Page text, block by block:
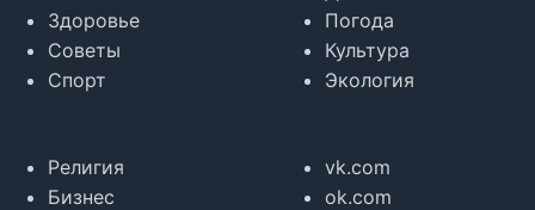
Здоровье
Советы
Спорт
Погода
Культура
Экология
Религия
Бизнес
vk.com
ok.com